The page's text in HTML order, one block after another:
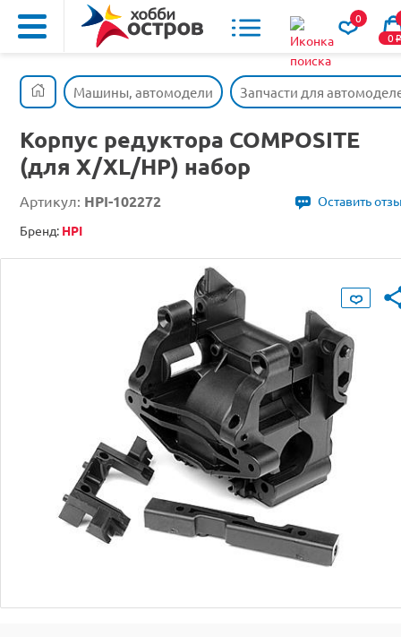
0
0o
Машины, автомодели Запчасти для
Корпус редуктора COMPOSITE
(для X/XL/HP) набор
Артикул: HPI-102272
Оставить
Бренд: HPI